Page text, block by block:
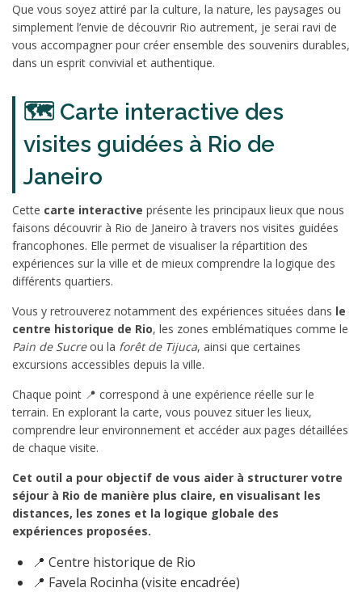
Que vous soyez attiré par la culture, la nature, les paysages ou
simplement l’envie de découvrir Rio autrement, je serai ravi de
vous accompagner pour créer ensemble des souvenirs durables,
dans un esprit convivial et authentique.
🗺️ Carte interactive des
visites guidées à Rio de
Janeiro
Cette carte interactive présente les principaux lieux que nous
faisons découvrir à Rio de Janeiro à travers nos visites guidées
francophones. Elle permet de visualiser la répartition des
expériences sur la ville et de mieux comprendre la logique des
différents quartiers.
Vous y retrouverez notamment des expériences situées dans le
centre historique de Rio, les zones emblématiques comme le
Pain de Sucreou la forêt de Tijuca, ainsi que certaines
excursions accessibles depuis la ville.
Chaque point 📍 correspond à une expérience réelle sur le
terrain. En explorant la carte, vous pouvez situer les lieux,
comprendre leur environnement et accéder aux pages détaillées
de chaque visite.
Cet outil a pour objectif de vous aider à structurer votre
séjour à Rio de manière plus claire, en visualisant les
distances, les zones et la logique globale des
expériences proposées.
📍 Centre historique de Rio
📍 Favela Rocinha (visite encadrée)